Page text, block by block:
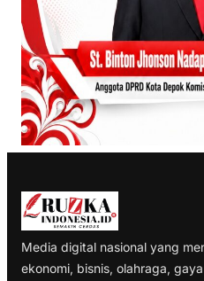
Media digital nasional yang
ekonomi, bisnis, olahraga,